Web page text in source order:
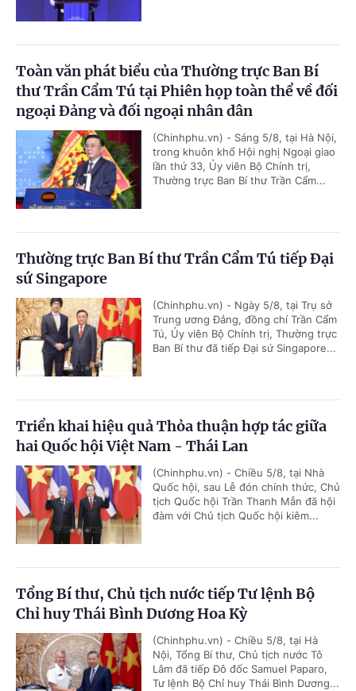
Toàn văn phát biểu của Thường trực Ban Bí
thư Trần Cẩm Tú tại Phiên họp toàn thể về đối
ngoại Đảng và đối ngoại nhân dân
(Chinhphu.vn) - Sáng 5/8, tại Hà Nội,
trong khuôn khổ Hội nghị Ngoại giao
lần thứ 33, Ủy viên Bộ Chính trị,
Thường trực Ban Bí thư Trần Cẩm...
Thường trực Ban Bí thư Trần Cẩm Tú tiếp Đại
sứ Singapore
(Chinhphu.vn) - Ngày 5/8, tại Trụ sở
Trung ương Đảng, đồng chí Trần Cẩm
Tú, Ủy viên Bộ Chính trị, Thường trực
Ban Bí thư đã tiếp Đại sứ Singapore...
Triển khai hiệu quả Thỏa thuận hợp tác giữa
hai Quốc hội Việt Nam - Thái Lan
(Chinhphu.vn) - Chiều 5/8, tại Nhà
Quốc hội, sau Lễ đón chính thức, Chủ
tịch Quốc hội Trần Thanh Mẫn đã hội
đàm với Chủ tịch Quốc hội kiêm...
Tổng Bí thư, Chủ tịch nước tiếp Tư lệnh Bộ
Chỉ huy Thái Bình Dương Hoa Kỳ
(Chinhphu.vn) - Chiều 5/8, tại Hà
Nội, Tổng Bí thư, Chủ tịch nước Tô
Lâm đã tiếp Đô đốc Samuel Paparo,
Tư lệnh Bộ Chỉ huy Thái Bình Dương...